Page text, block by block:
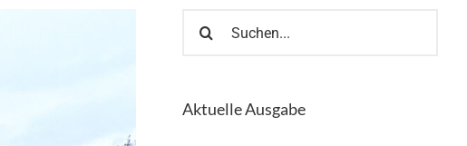
nach:
Aktuelle Ausgabe